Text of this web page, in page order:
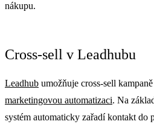
nákupu.
Cross-sell v Leadhubu
Leadhub umožňuje cross-sell
marketingovou automatizaci. Na
systém automaticky zařadí kontakt do